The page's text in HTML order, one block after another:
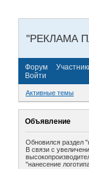
"РЕКЛАМА
Форум
Войти
Активные темы
Объявление
Обновился раздел
В связи с
"нанесение